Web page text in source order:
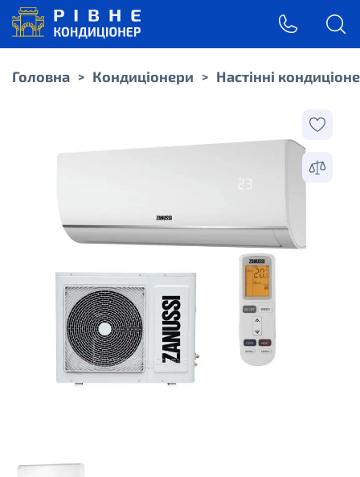
Головна > Кондиціонери > Настінні